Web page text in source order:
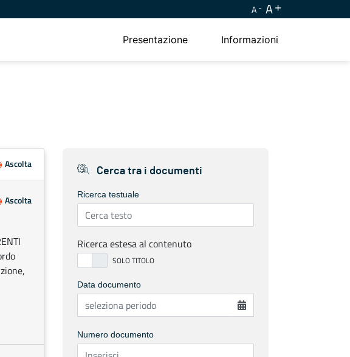
A A
Presentazione Informazioni
Ascolta
Ascolta
Cerca tra i documenti
Ricerca testuale
Ricerca estesa al contenuto
Data documento
Numero documento